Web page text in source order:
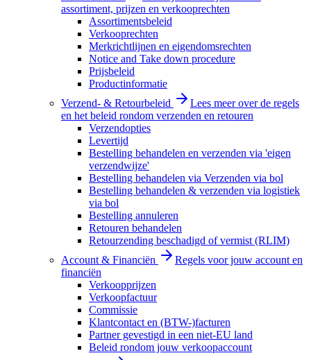
assortiment, prijzen en verkooprechten
Assortimentsbeleid
Verkooprechten
Merkrichtlijnen en eigendomsrechten
Notice and Take down procedure
Prijsbeleid
Productinformatie
Verzend- & Retourbeleid
Lees meer over de regels
en het beleid rondom verzenden en retouren
Verzendopties
Levertijd
Bestelling behandelen en verzenden via 'eigen
verzendwijze'
Bestelling behandelen via Verzenden via bol
Bestelling behandelen & verzenden via logistiek
via bol
Bestelling annuleren
Retouren behandelen
Retourzending beschadigd of vermist (RLIM)
Account & Financiën
Regels voor jouw account en
financiën
Verkoopprijzen
Verkoopfactuur
Commissie
Klantcontact en (BTW-)facturen
Partner gevestigd in een niet-EU land
Beleid rondom jouw verkoopaccount